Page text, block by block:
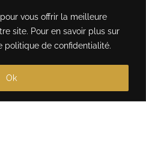
vous offrir la meilleure
site. Pour en savoir plus sur
politique de confidentialité.
Ok
variations.
Les
options
peuvent
être